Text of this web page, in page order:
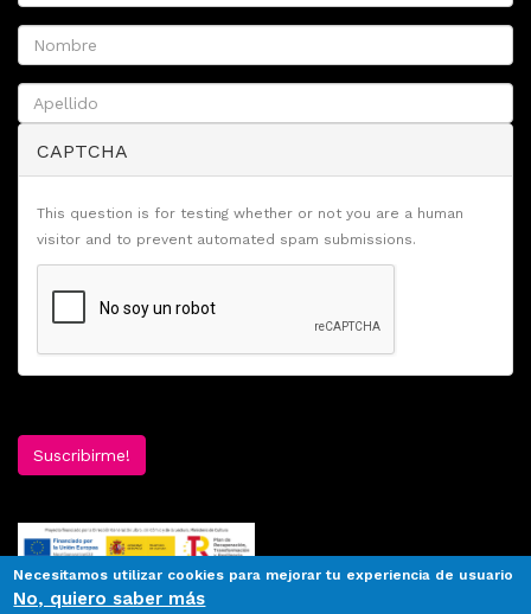
CAPTCHA
This question is for testing whether or not you are a human
visitor and to prevent automated spam submissions.
Suscribirme!
Necesitamos utilizar cookies para mejorar tu experiencia de usuario
No, quiero saber más